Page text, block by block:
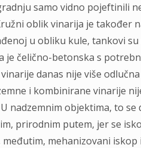
samo vidno pojeftinili
oblik vinarija je također
u obliku kule, tankovi
je čelično-betonska s
danas nije više
i kombinirane vinarije
nadzemnim objektima, to se
prirodnim putem, jer se
mehanizovani iskop